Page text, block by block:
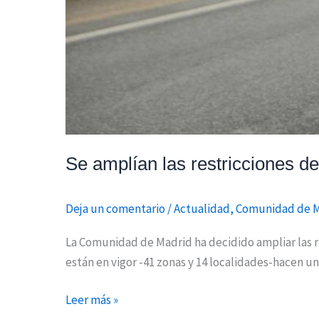
Se amplían las restricciones
Deja un comentario/Actualidad,Comunidad de
La Comunidad de Madrid ha decidido ampliar las
están en vigor -41 zonas y 14 localidades-hacen
cinco
localidades
Leer más »